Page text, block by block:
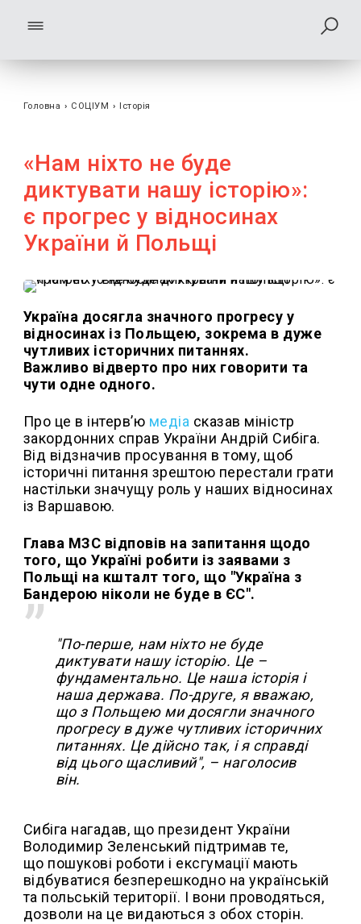
Головна › СОЦІУМ › Історія
«Нам ніхто не буде
диктувати нашу історію»:
є прогрес у відносинах
України й Польщі
Україна досягла значного прогресу у
відносинах із Польщею, зокрема в дуже
чутливих історичних питаннях.
Важливо відверто про них говорити та
чути одне одного.
Про це в інтерв’ю медіа сказав міністр
закордонних справ України Андрій Сибіга.
Від відзначив просування в тому, щоб
історичні питання зрештою перестали грати
настільки значущу роль у наших відносинах
із Варшавою.
Глава МЗС відповів на запитання щодо
того, що Україні робити із заявами з
Польщі на кшталт того, що "Україна з
Бандерою ніколи не буде в ЄС".
"По-перше, нам ніхто не буде
диктувати нашу історію. Це –
фундаментально. Це наша історія і
наша держава. По-друге, я вважаю,
що з Польщею ми досягли значного
прогресу в дуже чутливих історичних
питаннях. Це дійсно так, і я справді
від цього щасливий", – наголосив
він.
Сибіга нагадав, що президент України
Володимир Зеленський підтримав те,
що пошукові роботи і ексгумації мають
відбуватися безперешкодно на українській
та польській території. І вони проводяться,
дозволи на це видаються з обох сторін.